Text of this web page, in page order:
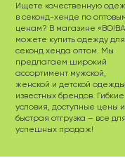
Ищете качественную
в секонд-хенде по
ценам? В магазине
можете купить одежду для
секонд хенда оптом. Мы
предлагаем широкий
ассортимент мужской,
женской и детской одежды
известных брендов. Гибкие
условия, доступные цены и
быстрая отгрузка – все для
успешных продаж!